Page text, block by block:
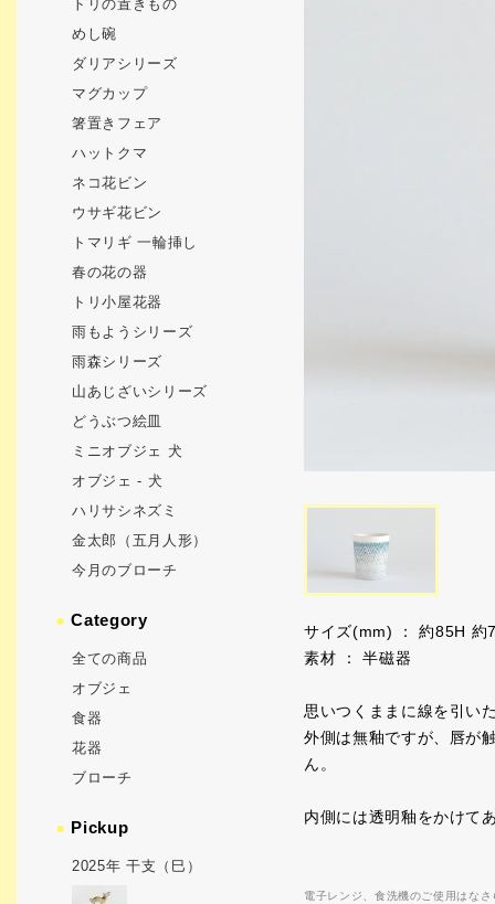
サイズ(mm) ： 約85H 約
素材 ： 半磁器
思いつくままに線を引い
外側は無釉ですが、唇が
ん。
内側には透明釉をかけて
電子レンジ、食洗機のご使用はな
トリの置きもの
めし碗
ダリアシリーズ
マグカップ
箸置きフェア
ハットクマ
ネコ花ビン
ウサギ花ビン
トマリギ 一輪挿し
春の花の器
トリ小屋花器
雨もようシリーズ
雨森シリーズ
山あじざいシリーズ
どうぶつ絵皿
ミニオブジェ 犬
オブジェ - 犬
ハリサシネズミ
金太郎（五月人形）
今月のブローチ
●Category
全ての商品
オブジェ
食器
花器
ブローチ
● Pickup
2025年 干支（巳）